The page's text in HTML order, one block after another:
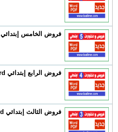
فروض الخامس إبتدائي word و pdf
فروض الرابع إبتدائي word و pdf
فروض الثالث إبتدائي word و pdf